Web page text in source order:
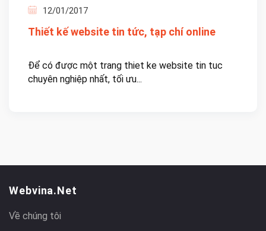
12/01/2017
Thiết kế website tin tức, tạp chí online
Để có được một trang thiet ke website tin tuc
chuyên nghiệp nhất, tối ưu...
Webvina.net
Về chúng tôi